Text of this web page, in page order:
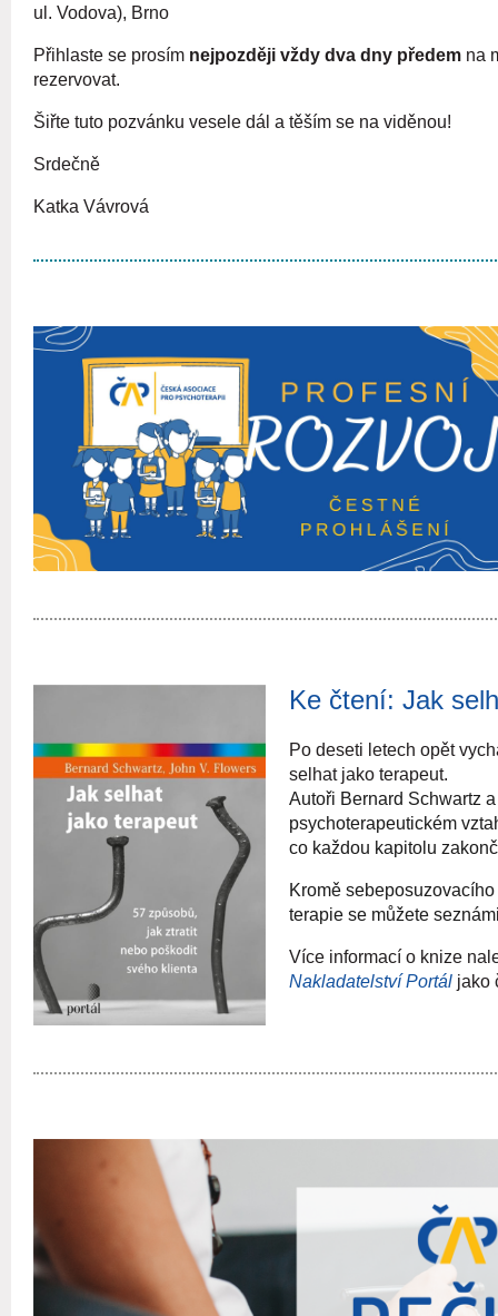
ul. Vodova), Brno
Přihlaste se prosím nejpozději vždy dva dny předem na
rezervovat.
Šiřte tuto pozvánku vesele dál a těším se na viděnou!
Srdečně
Katka Vávrová
Ke čtení: Jak
Po deseti letech opět
selhat jako terapeut.
Autoři Bernard Schwartz
psychoterapeutickém
co každou kapitolu
Kromě
terapie se můžete
Více informací o knize
Nakladatelství Portál jako